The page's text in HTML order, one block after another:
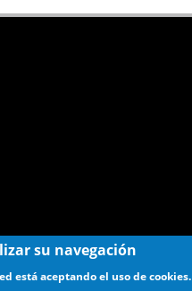
su navegación
está aceptando el uso de cookies.